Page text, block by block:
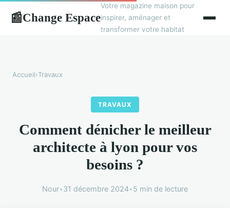
📰Change Espace
Votre magazine maison pour
inspirer, aménager et
transformer votre habitat
Accueil›Travaux
TRAVAUX
Comment dénicher le meilleur
architecte à lyon pour vos
besoins ?
Nour•31 décembre 2024•5 min de lecture